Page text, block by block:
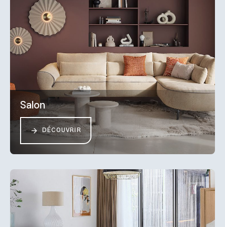
Salon
DÉCOUVRIR